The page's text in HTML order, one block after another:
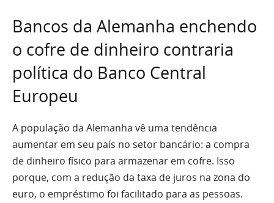
Bancos da Alemanha enchendo
o cofre de dinheiro contraria
política do Banco Central
Europeu
A população da Alemanha vê uma tendência
aumentar em seu país no setor bancário: a compra
de dinheiro físico para armazenar em cofre. Isso
porque, com a redução da taxa de juros na zona do
euro, o empréstimo foi facilitado para as pessoas.